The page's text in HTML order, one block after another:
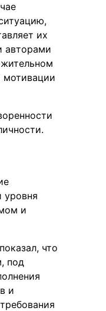
их
авторами
мотивации
уровня
и
что
под
и